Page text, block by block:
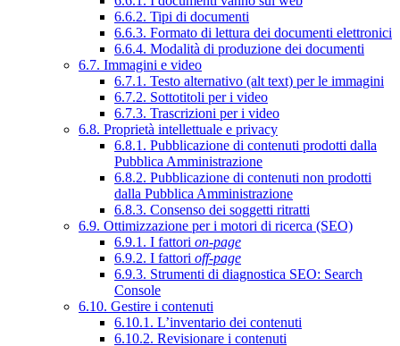
6.6.2. Tipi di documenti
6.6.3. Formato di lettura dei documenti elettronici
6.6.4. Modalità di produzione dei documenti
6.7. Immagini e video
6.7.1. Testo alternativo (alt text) per le immagini
6.7.2. Sottotitoli per i video
6.7.3. Trascrizioni per i video
6.8. Proprietà intellettuale e privacy
6.8.1. Pubblicazione di contenuti prodotti dalla
Pubblica Amministrazione
6.8.2. Pubblicazione di contenuti non prodotti
dalla Pubblica Amministrazione
6.8.3. Consenso dei soggetti ritratti
6.9. Ottimizzazione per i motori di ricerca (SEO)
6.9.1. I fattori on-page
6.9.2. I fattori off-page
6.9.3. Strumenti di diagnostica SEO: Search
Console
6.10. Gestire i contenuti
6.10.1. L’inventario dei contenuti
6.10.2. Revisionare i contenuti